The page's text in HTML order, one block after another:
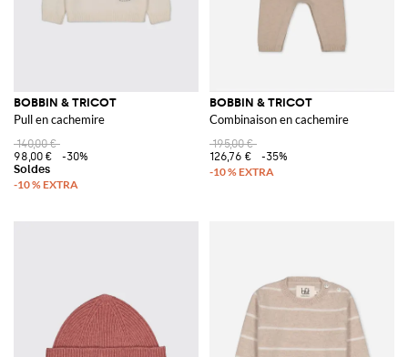
BOBBIN & TRICOT
Pull en cachemire
140,00 €
98,00 €
-30%
BOBBIN & TRICOT
Combinaison en cachemire
195,00 €
126,76 €
-35%